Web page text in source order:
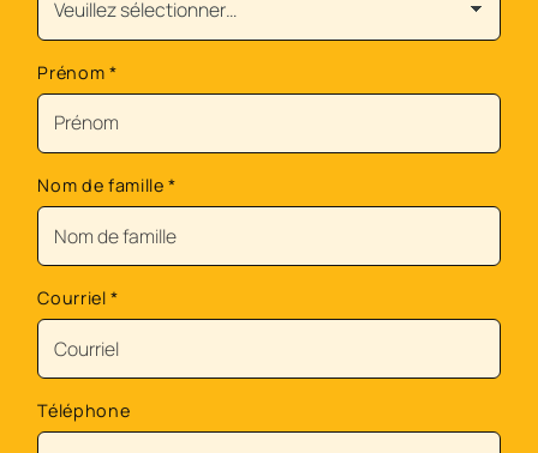
Prénom *
Nom de famille*
Courriel*
Téléphone